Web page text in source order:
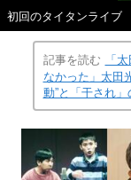
初回のタイタンライ
記事を読む
「
なかった」太田
動”と「干され」